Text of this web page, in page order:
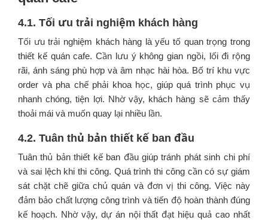
4.1. Tối ưu trải nghiệm khách hàng
Tối ưu trải nghiệm khách hàng là yếu tố quan trọng trong
thiết kế quán cafe. Cần lưu ý không gian ngồi, lối đi rộng
rãi, ánh sáng phù hợp và âm nhạc hài hòa. Bố trí khu vực
order và pha chế phải khoa học, giúp quá trình phục vụ
nhanh chóng, tiện lợi. Nhờ vậy, khách hàng sẽ cảm thấy
thoải mái và muốn quay lại nhiều lần.
4.2. Tuân thủ bản thiết kế ban đầu
Tuân thủ bản thiết kế ban đầu giúp tránh phát sinh chi phí
và sai lệch khi thi công. Quá trình thi công cần có sự giám
sát chặt chẽ giữa chủ quán và đơn vị thi công. Việc này
đảm bảo chất lượng công trình và tiến độ hoàn thành đúng
kế hoạch. Nhờ vậy, dự án nội thất đạt hiệu quả cao nhất